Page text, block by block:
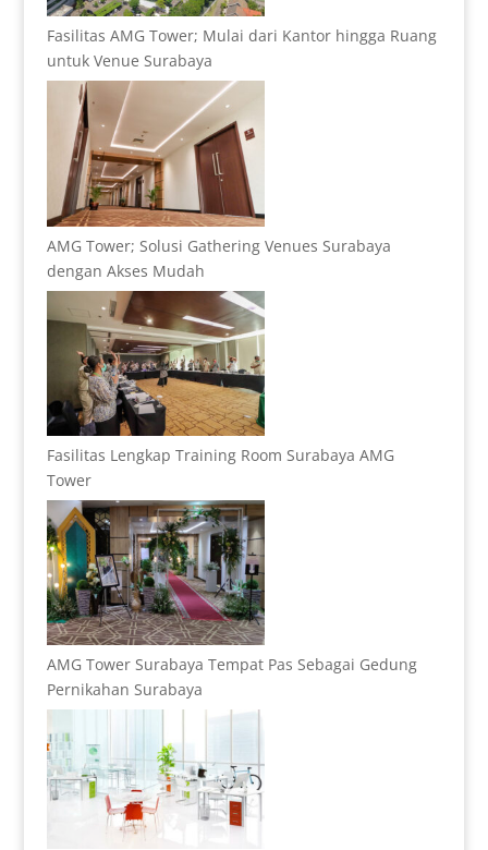
Fasilitas AMG Tower; Mulai dari Kantor hingga Ruang
untuk Venue Surabaya
AMG Tower; Solusi Gathering Venues Surabaya
dengan Akses Mudah
Fasilitas Lengkap Training Room Surabaya AMG
Tower
AMG Tower Surabaya Tempat Pas Sebagai Gedung
Pernikahan Surabaya